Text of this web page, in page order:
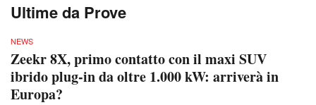
Ultime da Prove
NEWS
Zeekr 8X, primo contatto con il maxi SUV
ibrido plug-in da oltre 1.000 kW: arriverà in
Europa?